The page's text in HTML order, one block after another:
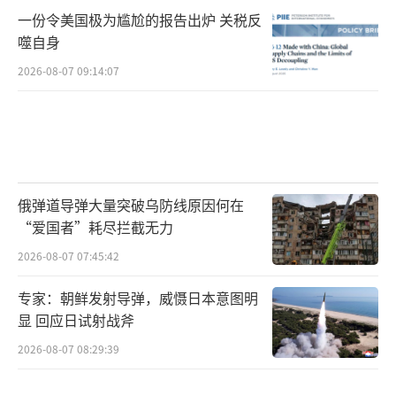
一份令美国极为尴尬的报告出炉 关税反
噬自身
2026-08-07 09:14:07
俄弹道导弹大量突破乌防线原因何在
“爱国者”耗尽拦截无力
2026-08-07 07:45:42
专家：朝鲜发射导弹，威慑日本意图明
显 回应日试射战斧
2026-08-07 08:29:39